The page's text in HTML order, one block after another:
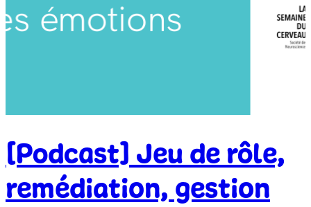
[Podcast] Jeu de rôle,
remédiation, gestion